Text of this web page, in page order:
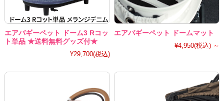
エアバギーペット ドーム3 Rコッ
ト単品 ★送料無料グッズ付★
¥29,700(税込)
エアバギーペット ドームマット
¥4,950(税込) ～